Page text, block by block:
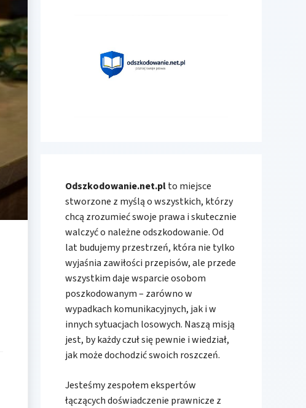
Odszkodowanie.net.plto miejsce
stworzone z myślą o wszystkich, którzy
chcą zrozumieć swoje prawa i skutecznie
walczyć o należne odszkodowanie. Od
lat budujemy przestrzeń, która nie tylko
wyjaśnia zawiłości przepisów, ale przede
wszystkim daje wsparcie osobom
poszkodowanym – zarówno w
wypadkach komunikacyjnych, jak i w
innych sytuacjach losowych. Naszą misją
jest, by każdy czuł się pewnie i wiedział,
jak może dochodzić swoich roszczeń.
Jesteśmy zespołem ekspertów
łączących doświadczenie prawnicze z